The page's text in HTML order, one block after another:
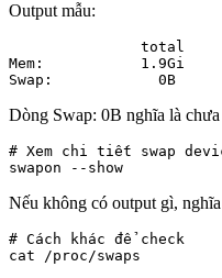
Output mẫu:
total
Mem:           1.9Gi
Swap:            0B
Dòng Swap: 0B nghĩa là chưa
# Xem chi tiết swap
swapon --show
Nếu không có output gì,
# Cách khác để check
cat /proc/swaps